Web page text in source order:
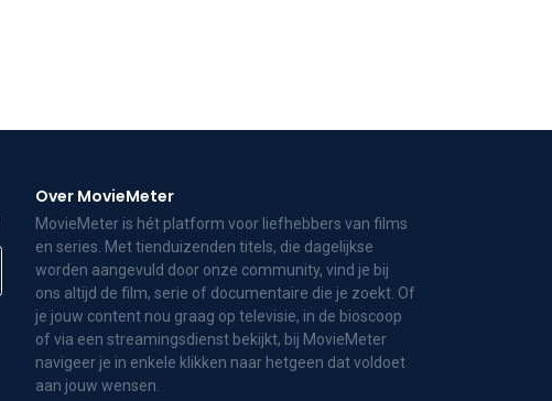
Over MovieMeter
MovieMeter is hét platform voor liefhebbers van films
en series. Met tienduizenden titels, die dagelijkse
worden aangevuld door onze community, vind je bij
ons altijd de film, serie of documentaire die je zoekt. Of
je jouw content nou graag op televisie, in de bioscoop
of via een streamingsdienst bekijkt, bij MovieMeter
navigeer je in enkele klikken naar hetgeen dat voldoet
aan jouw wensen.